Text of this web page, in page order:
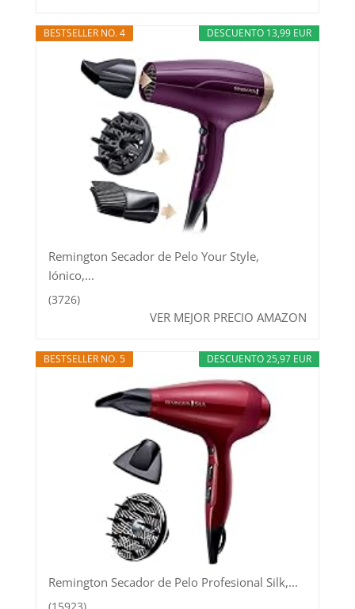
DESCUENTO 13,99 EUR
BESTSELLER NO. 4
Remington Secador de Pelo Your Style,
Iónico,...
(3726)
VER MEJOR PRECIO AMAZON
DESCUENTO 25,97 EUR
BESTSELLER NO. 5
Remington Secador de Pelo Profesional Silk,...